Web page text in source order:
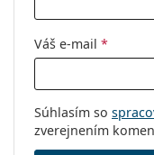
Váš e-mail *
Súhlasím so
zverejnením